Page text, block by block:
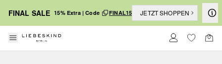
FINAL SALE 15% Extra | Code FINAL15 JETZT SHOPPEN